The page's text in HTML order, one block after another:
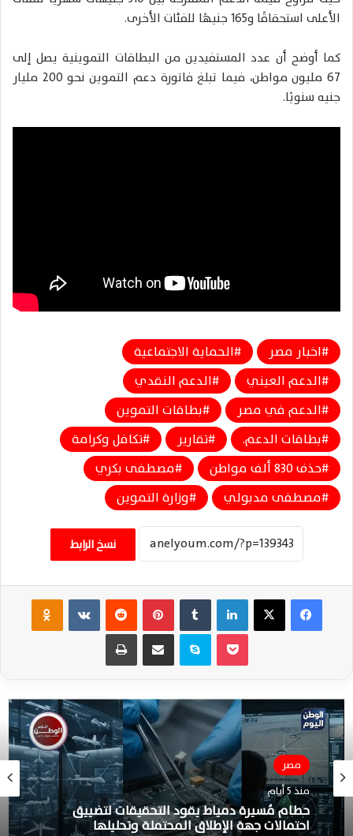
الأعلى استحقاقًا و165 جنيهًا للفئات الأخرى.
كما أوضح أن عدد المستفيدين من البطاقات التموينية يصل إلى
67 مليون مواطن، فيما تبلغ فاتورة دعم التموين نحو 200 مليار
جنيه سنويًا.
اخبار مصر
الحماية الاجتماعية
الدعم العيني
الدعم النقدي
الدعم في مصر
بطاقات التموين
بطاقات الدعم.
تقارير
تكافل وكرامة
حذف 830 ألف مواطن
مصطفى بكري
مصطفى مدبولي
وزارة التموين
نسخ الرابط
فيسبوك ‫X لينكدإن بينتيريست ‏VKontakte
سكايب مشاركة عبر البريد طباعة
مصر
منذ 5 أيام
تقارير
منذ 5 أيام